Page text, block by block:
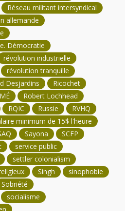
Réseau militant intersyndical
allemande
Démocratie
révolution industrielle
révolution tranquille
Desjardins
Ricochet
Robert Lochhead
RQIC Russie
RVHQ
minimum de 15$ l'heure
Sayona
SCFP
service public
settler colonialism
Singh
sinophobie
Sobriété
socialisme